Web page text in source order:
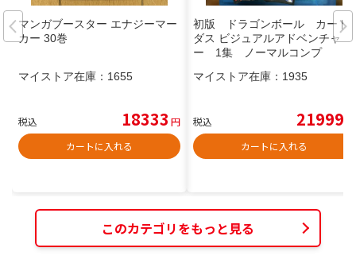
マンガブースター エナジーマー
カー 30巻
マイストア在庫： 1655
税込 18333 円
カートに入れる
初版 ドラゴンボール カード
ダス ビジュアルアドベンチャ
ー 1集 ノーマルコンプ
マイストア在庫： 1935
税込 21999
カートに入れる
このカテゴリをもっと見る